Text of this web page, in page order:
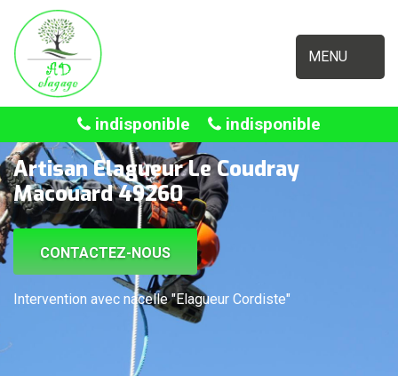
MENU
indisponible indisponible
Artisan Elagueur Le Coudray
Macouard 49260
CONTACTEZ-NOUS
Intervention avec nacelle "Elagueur Cordiste"